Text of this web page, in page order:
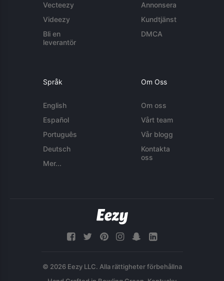
Vecteezy
Videezy
Bli en
leverantör
Annonsera
Kundtjänst
DMCA
Språk
English
Español
Português
Deutsch
Mer...
Om Oss
Om oss
Vårt team
Vår blogg
Kontakta
oss
© 2026 Eezy LLC. Alla rättigheter förbehållna